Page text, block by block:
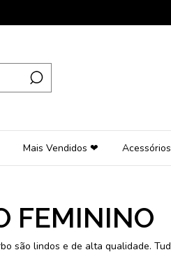
Mais Vendidos ❤ Acessórios
FEMININO
são lindos e de alta qualidade.